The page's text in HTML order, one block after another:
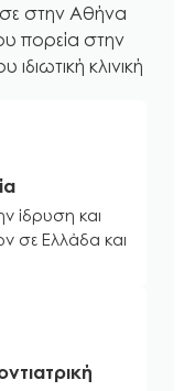
στην Αθήνα
πορεία στην
κλινική
ίδρυση και
σε Ελλάδα και